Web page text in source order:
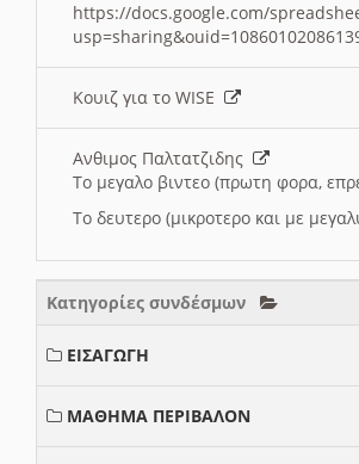
https://docs.google.com/
Κουιζ για το WISE
Ανθιμος Παλτατζιδης
Το μεγαλο βιντεο (πρωτη φορα,
Το δευτερο (μικροτερο και με
Κατηγορίες συνδέσμων
ΕΙΣΑΓΩΓΗ
ΜΑΘΗΜΑ ΠΕΡΙΒΑΛΟΝ